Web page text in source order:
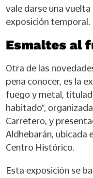
vale darse una
exposición temporal.
Esmaltes al
Otra de las
pena conocer, es la
fuego y metal,
habitado”,
Carretero, y
Aldhebarán, ubicada
Centro Histórico.
Esta exposición se